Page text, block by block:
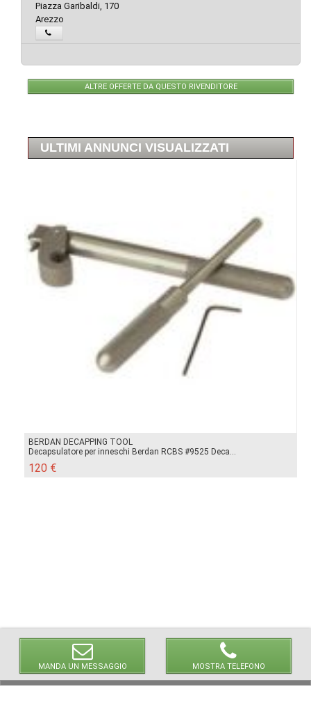
MANDA UN MESSAGGIO MOSTRA TELEFONO
Piazza Garibaldi, 170
Arezzo
ALTRE OFFERTE DA QUESTO RIVENDITORE
ULTIMI ANNUNCI VISUALIZZATI
BERDAN DECAPPING TOOL
Decapsulatore per inneschi Berdan RCBS #9525 Deca...
120 €